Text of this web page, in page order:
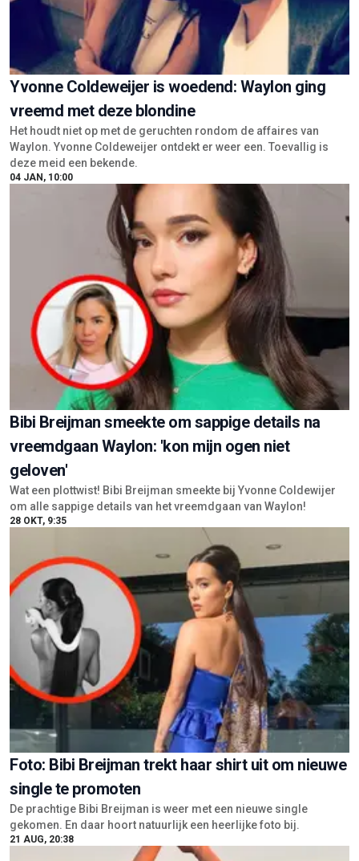
Yvonne Coldeweijer is woedend: Waylon ging
vreemd met deze blondine
Het houdt niet op met de geruchten rondom de affaires van
Waylon. Yvonne Coldeweijer ontdekt er weer een. Toevallig is
deze meid een bekende.
04 JAN, 10:00
Bibi Breijman smeekte om sappige details na
vreemdgaan Waylon: 'kon mijn ogen niet
geloven'
Wat een plottwist! Bibi Breijman smeekte bij Yvonne Coldewijer
om alle sappige details van het vreemdgaan van Waylon!
28 OKT, 9:35
Foto: Bibi Breijman trekt haar shirt uit om nieuwe
single te promoten
De prachtige Bibi Breijman is weer met een nieuwe single
gekomen. En daar hoort natuurlijk een heerlijke foto bij.
21 AUG, 20:38